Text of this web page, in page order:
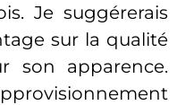
Je suggérerais
sur la qualité
son apparence.